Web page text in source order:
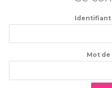
Identifiant
Mot de